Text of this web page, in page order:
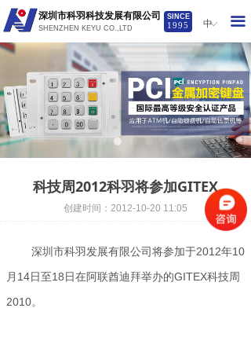
深圳市科羽科技发展有限公司
SHENZHEN KEYU CO.,LTD
SINCE
1995 끀
首页
关于我们
产品系列
行业应用
新闻资讯
服务与下载
ꀅ
中
科技周2012科羽将参加GITEX
创建时间： 2012-10-20 11:05
深圳市科羽发展有限公司将参加于2012年10
月14日至18日在阿联酋迪拜举办的GITEX科技周
2010。